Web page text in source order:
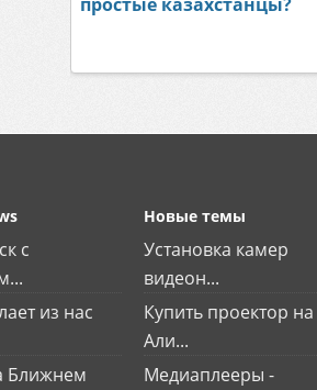
с
из нас
Ближнем
Новые темы
Установка камер
видеон...
Купить проектор на
Али...
Медиаплееры -